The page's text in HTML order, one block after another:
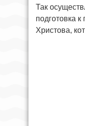
Так
подготовка
Христова,